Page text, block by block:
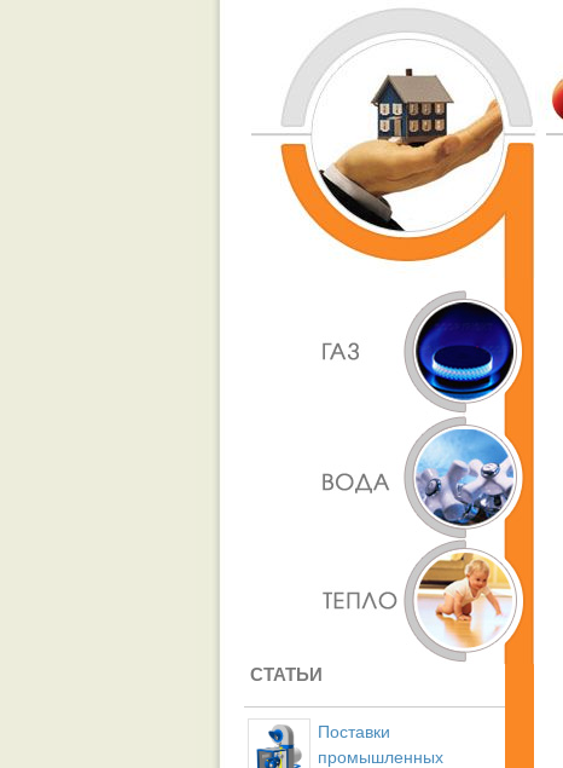
СТАТЬИ
Поставки
промышленных